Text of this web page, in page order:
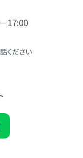
17:00
ください